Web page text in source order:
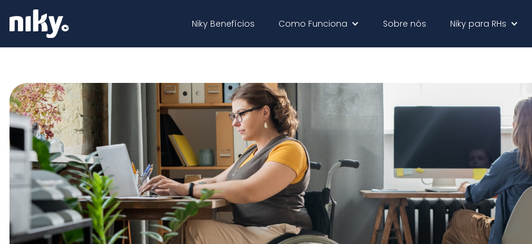
Niky Benefícios Como Funciona Sobre nós Niky para RHs